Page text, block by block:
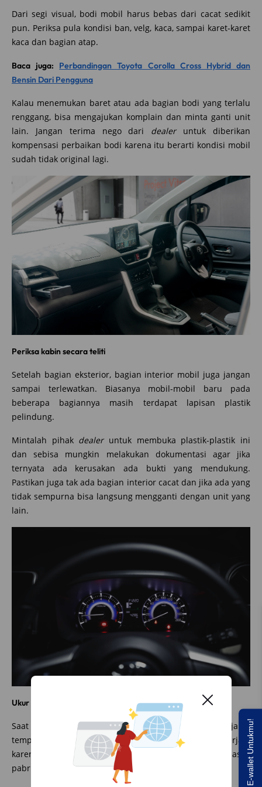
Dari segi visual, bodi mobil harus bebas dari cacat sedikit
pun. Periksa pula kondisi ban, velg, kaca, sampai karet-karet
kaca dan bagian atap.
Baca juga: Perbandingan Toyota Corolla Cross Hybrid dan
Bensin Dari Pengguna
Kalau menemukan baret atau ada bagian bodi yang terlalu
renggang, bisa mengajukan komplain dan minta ganti unit
lain. Jangan terima nego dari dealer untuk diberikan
kompensasi perbaikan bodi karena itu berarti kondisi mobil
sudah tidak original lagi.
Periksa kabin secara teliti
Setelah bagian eksterior, bagian interior mobil juga jangan
sampai terlewatkan. Biasanya mobil-mobil baru pada
beberapa bagiannya masih terdapat lapisan plastik
pelindung.
Mintalah pihak dealer untuk membuka plastik-plastik ini
dan sebisa mungkin melakukan dokumentasi agar jika
ternyata ada kerusakan ada bukti yang mendukung.
Pastikan juga tak ada bagian interior cacat dan jika ada yang
tidak sempurna bisa langsung mengganti dengan unit yang
lain.
Ukur toleransi jarak tempuh
Saat membeli mobil baru, seharusnya memang jarak
tempuh mobil 0 kilometer tetapi hal itu mungkin sulit terjadi
karena biasanya ada proses pengetesan dan keluar masuk
pabrik.
Saldo E-wallet Untukmu!